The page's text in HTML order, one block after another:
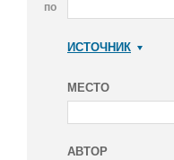
по
ИСТОЧНИК
МЕСТО
АВТОР